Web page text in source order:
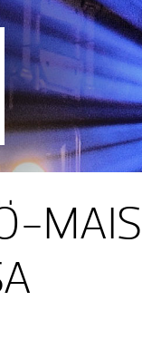
Sakara Records